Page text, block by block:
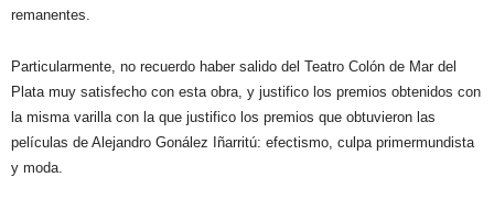
remanentes.
Particularmente, no recuerdo haber salido del Teatro Colón de Mar del
Plata muy satisfecho con esta obra, y justifico los premios obtenidos con
la misma varilla con la que justifico los premios que obtuvieron las
películas de Alejandro Gonález Iñarritú: efectismo, culpa primermundista
y moda.